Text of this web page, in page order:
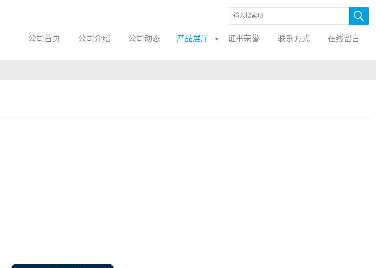
公司首页 公司介绍 公司动态 产品展厅 证书荣誉 联系方式 在线留言